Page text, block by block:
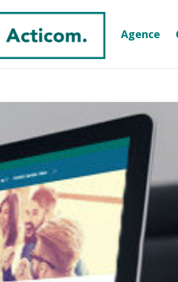
Agence